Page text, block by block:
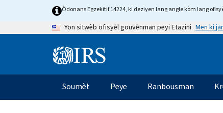
Òdonans Egzekitif 14224, ki deziyen lang angle kòm lang
Yon sitwèb ofisyèl gouvènman peyi Etazini Men ki
Information
Navigasyon
prensipal
Soumèt Peye Ranbousman